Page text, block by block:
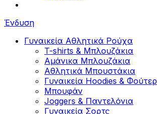
Ένδυση
Γυναικεία Αθλητικά Ρούχα
T-shirts & Μπλουζάκια
Αμάνικα Μπλουζάκια
Aθλητικά Μπουστάκια
Γυναικεία Hoodies & Φούτερ
Μπουφάν
Joggers & Παντελόνια
Γυναικεία Σορτς